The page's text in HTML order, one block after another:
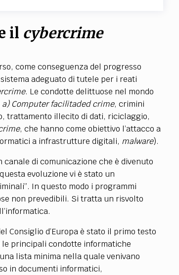
il cybercrime
come conseguenza del progresso
adeguato di tutele per i reati
. Le condotte delittuose nel mondo
a) Computer facilitaded crime, crimini
trattamento illecito di dati, riciclaggio,
, che hanno come obiettivo l’attacco a
a infrastrutture digitali, malware).
di comunicazione che è divenuto
evoluzione vi è stato un
In questo modo i programmi
non prevedibili. Si tratta un risvolto
Consiglio d’Europa è stato il primo testo
le principali condotte informatiche
lista minima nella quale venivano
in documenti informatici,